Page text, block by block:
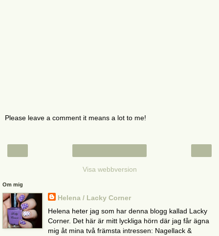
Please leave a comment it means a lot to me!
Visa webbversion
Om mig
Helena / Lacky Corner
Helena heter jag som har denna blogg kallad Lacky
Corner. Det här är mitt lyckliga hörn där jag får ägna
mig åt mina två främsta intressen: Nagellack &